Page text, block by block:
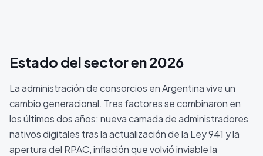
Estado del sector en 2026
La administración de consorcios en Argentina vive un
cambio generacional. Tres factores se combinaron en
los últimos dos años: nueva camada de administradores
nativos digitales tras la actualización de la Ley 941 y la
apertura del RPAC, inflación que volvió inviable la